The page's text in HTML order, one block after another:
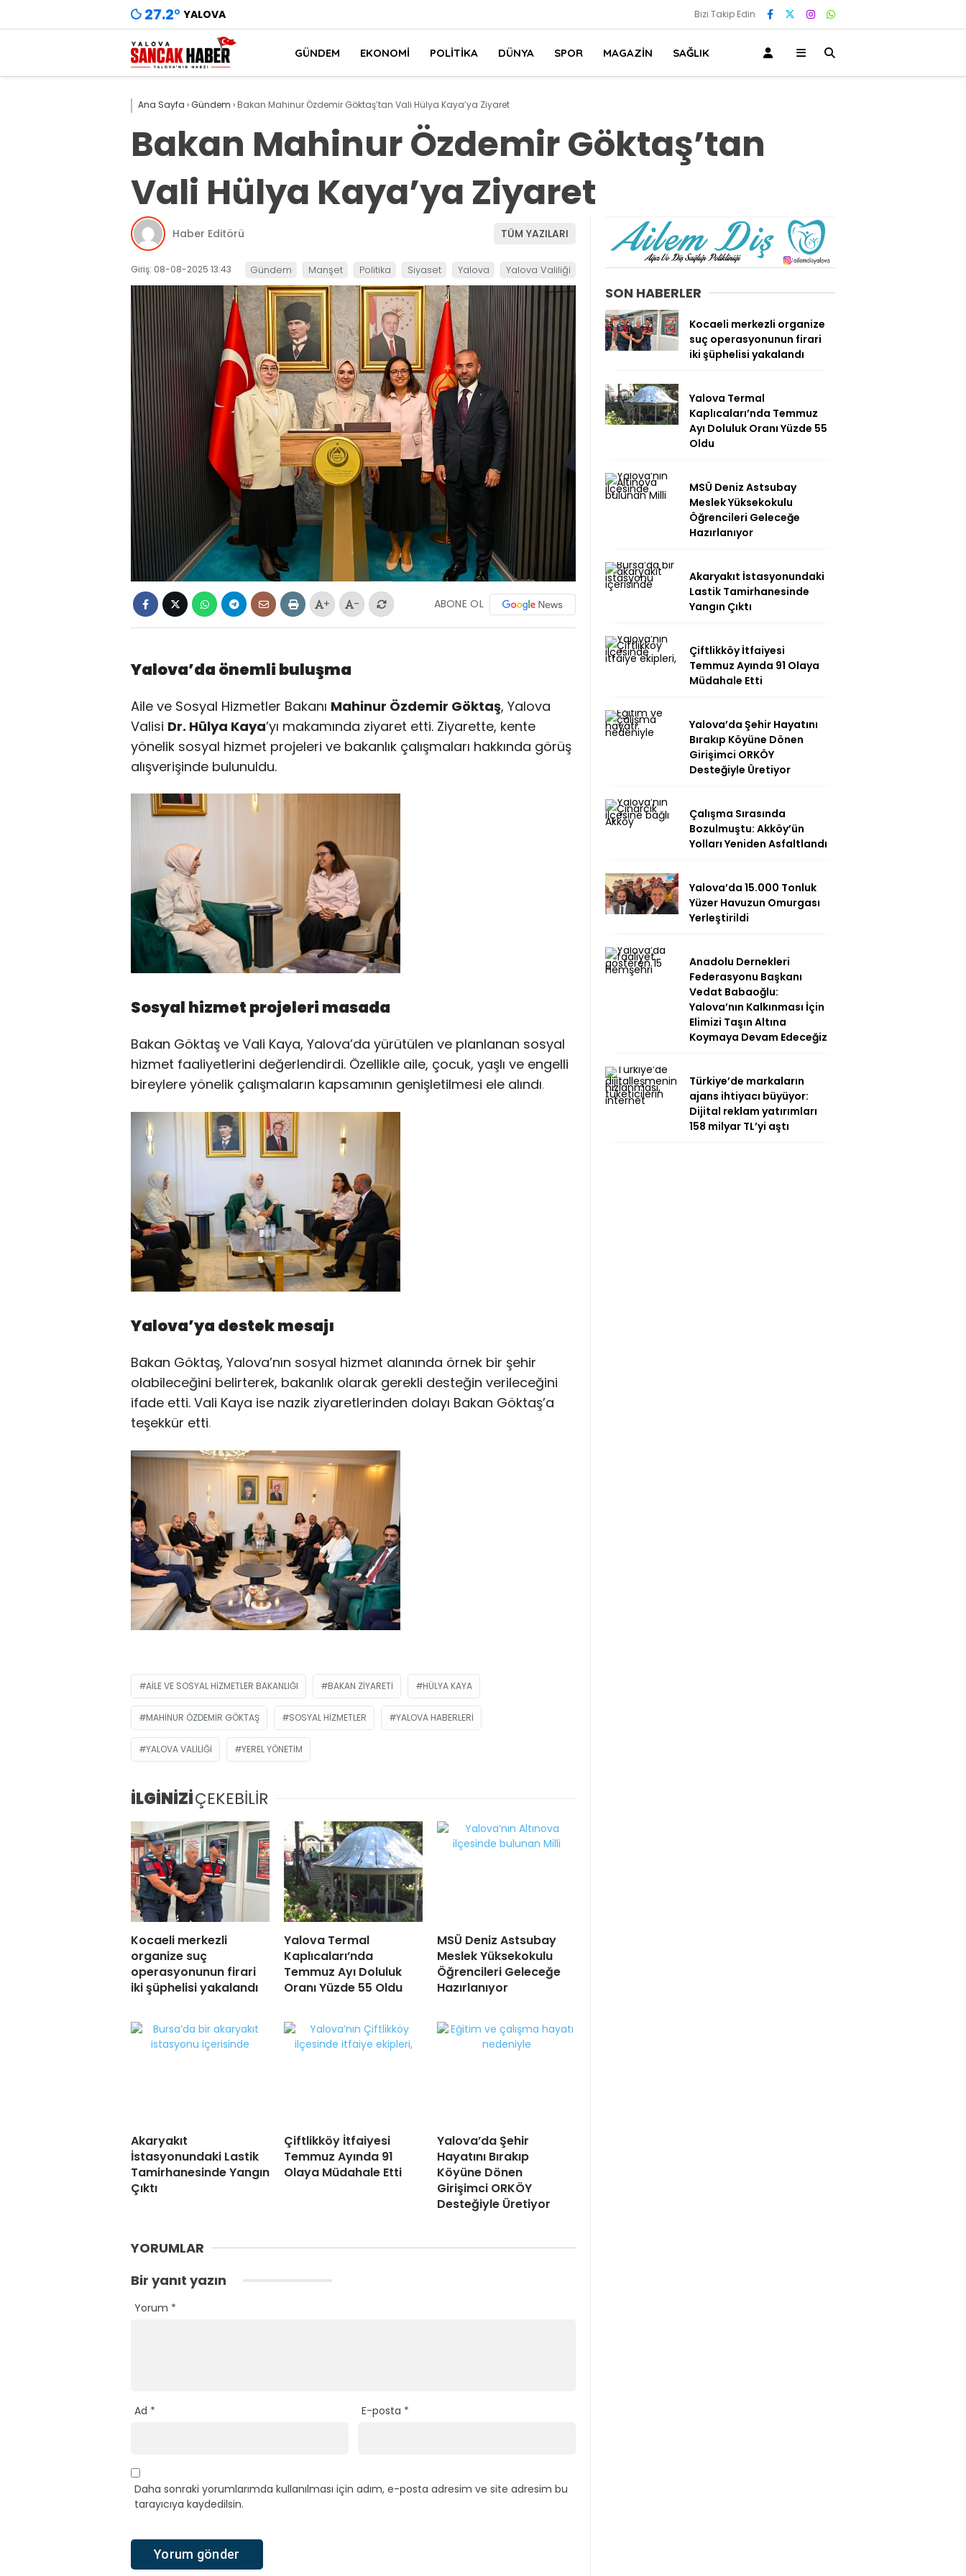
27.2° YALOVA Bizi Takip Edin
GÜNDEM EKONOMI POLITIKA DÜNYA SPOR MAGAZIN SAĞLIK
Ana Sayfa ›Gündem › Bakan Mahinur Özdemir Göktaş’tan Vali Hülya Kaya’ya Ziyaret
Bakan Mahinur Özdemir Göktaş’tan
Vali Hülya Kaya’ya Ziyaret
Haber Editörü TÜM YAZILARI
Giriş: 08-08-2025 13:43 Gündem Manşet Politika Siyaset Yalova Yalova Valiliği
+ - ABONE OL
Yalova’da önemli buluşma
Aile ve Sosyal Hizmetler Bakanı Mahinur Özdemir Göktaş, Yalova
Valisi Dr. Hülya Kaya’yı makamında ziyaret etti. Ziyarette, kente
yönelik sosyal hizmet projeleri ve bakanlık çalışmaları hakkında görüş
alışverişinde bulunuldu.
Sosyal hizmet projeleri masada
Bakan Göktaş ve Vali Kaya, Yalova’da yürütülen ve planlanan sosyal
hizmet faaliyetlerini değerlendirdi. Özellikle aile, çocuk, yaşlı ve engelli
bireylere yönelik çalışmaların kapsamının genişletilmesi ele alındı.
Yalova’ya destek mesajı
Bakan Göktaş, Yalova’nın sosyal hizmet alanında örnek bir şehir
olabileceğini belirterek, bakanlık olarak gerekli desteğin verileceğini
ifade etti. Vali Kaya ise nazik ziyaretlerinden dolayı Bakan Göktaş’a
teşekkür etti.
AILE VE SOSYAL HIZMETLER BAKANLIĞI BAKAN ZIYARETI HÜLYA KAYA
MAHINUR ÖZDEMIR GÖKTAŞ SOSYAL HIZMETLER YALOVA HABERLERI
YALOVA VALILIĞI YEREL YÖNETIM
İLGİNİZİÇEKEBİLİR
Kocaeli merkezli
organize suç
operasyonunun firari
iki şüphelisi yakalandı
Yalova Termal
Kaplıcaları’nda
Temmuz Ayı Doluluk
Oranı Yüzde 55 Oldu
MSÜ Deniz Astsubay
Meslek Yüksekokulu
Öğrencileri Geleceğe
Hazırlanıyor
Akaryakıt
İstasyonundaki Lastik
Tamirhanesinde Yangın
Çıktı
Çiftlikköy İtfaiyesi
Temmuz Ayında 91
Olaya Müdahale Etti
Yalova’da Şehir
Hayatını Bırakıp
Köyüne Dönen
Girişimci ORKÖY
Desteğiyle Üretiyor
YORUMLAR
Bir yanıt yazın
Yorum *
Ad * E-posta *
Daha sonraki yorumlarımda kullanılması için adım, e-posta adresim ve site adresim bu
tarayıcıya kaydedilsin.
SON HABERLER
Kocaeli merkezli organize
suç operasyonunun firari
iki şüphelisi yakalandı
Yalova Termal
Kaplıcaları’nda Temmuz
Ayı Doluluk Oranı Yüzde 55
Oldu
MSÜ Deniz Astsubay
Meslek Yüksekokulu
Öğrencileri Geleceğe
Hazırlanıyor
Akaryakıt İstasyonundaki
Lastik Tamirhanesinde
Yangın Çıktı
Çiftlikköy İtfaiyesi
Temmuz Ayında 91 Olaya
Müdahale Etti
Yalova’da Şehir Hayatını
Bırakıp Köyüne Dönen
Girişimci ORKÖY
Desteğiyle Üretiyor
Çalışma Sırasında
Bozulmuştu: Akköy’ün
Yolları Yeniden Asfaltlandı
Yalova’da 15.000 Tonluk
Yüzer Havuzun Omurgası
Yerleştirildi
Anadolu Dernekleri
Federasyonu Başkanı
Vedat Babaoğlu:
Yalova’nın Kalkınması İçin
Elimizi Taşın Altına
Koymaya Devam Edeceğiz
Türkiye’de markaların
ajans ihtiyacı büyüyor:
Dijital reklam yatırımları
158 milyar TL’yi aştı